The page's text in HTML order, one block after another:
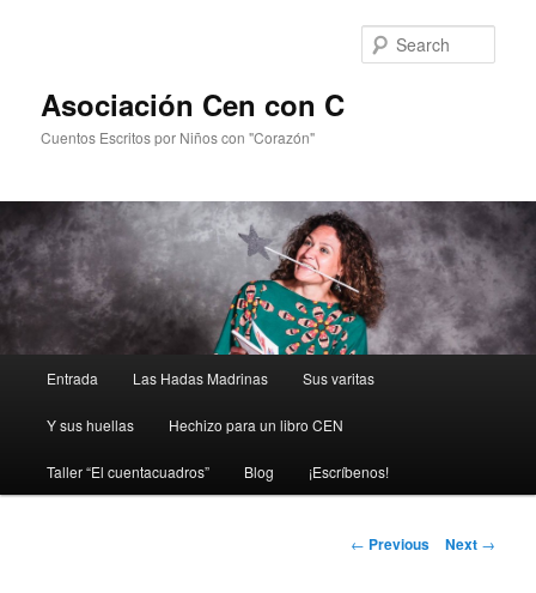
Asociación Cen con C
Cuentos Escritos por Niños con "Corazón"
Skip
to
primary
Entrada Las Hadas Madrinas Sus varitas
Y sus huellas Hechizo para un libro CEN
Taller “El cuentacuadros” Blog ¡Escríbenos!
Post
← Previous Next →